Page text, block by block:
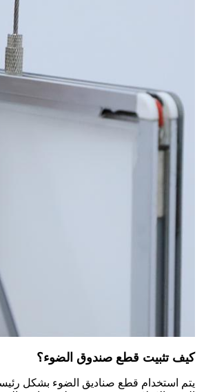
كيف تثبيت قطع صندوق الضوء؟
يتم استخدام قطع صناديق الضوء بشكل